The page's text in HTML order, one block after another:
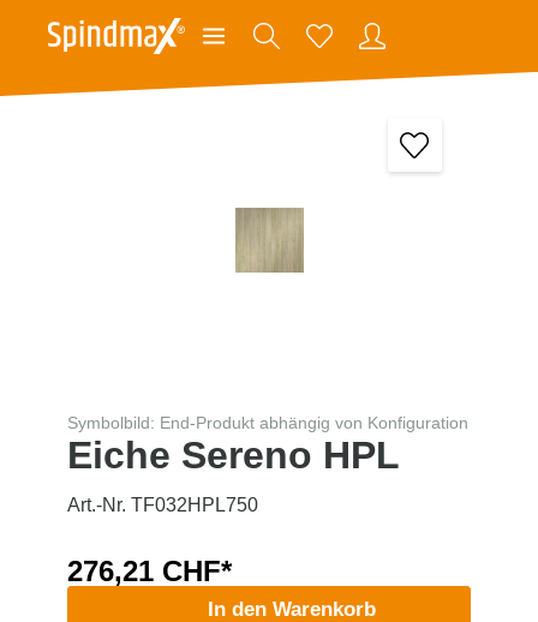
Symbolbild: End-Produkt abhängig von Konfiguration
Eiche Sereno HPL
Art.-Nr. TF032HPL750
276,21 CHF*
In den Warenkorb